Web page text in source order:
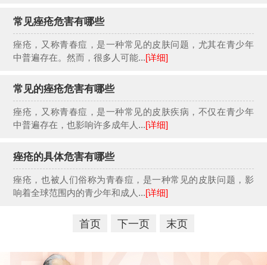
常见痤疮危害有哪些
痤疮，又称青春痘，是一种常见的皮肤问题，尤其在青少年
中普遍存在。然而，很多人可能...[详细]
常见的痤疮危害有哪些
痤疮，又称青春痘，是一种常见的皮肤疾病，不仅在青少年
中普遍存在，也影响许多成年人...[详细]
痤疮的具体危害有哪些
痤疮，也被人们俗称为青春痘，是一种常见的皮肤问题，影
响着全球范围内的青少年和成人...[详细]
首页 下一页 末页